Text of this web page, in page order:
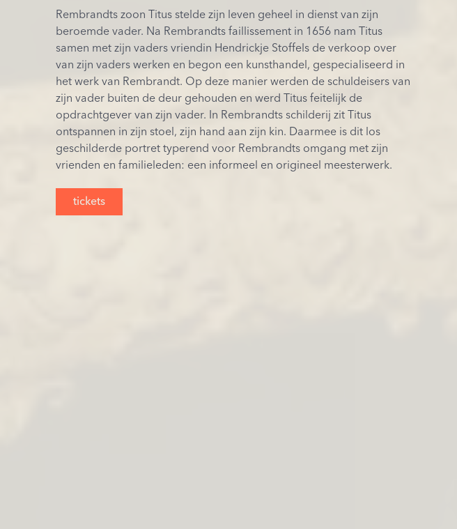
Rembrandts zoon Titus stelde zijn leven geheel in dienst van zijn
beroemde vader. Na Rembrandts faillissement in 1656 nam Titus
samen met zijn vaders vriendin Hendrickje Stoffels de verkoop over
van zijn vaders werken en begon een kunsthandel, gespecialiseerd in
het werk van Rembrandt. Op deze manier werden de schuldeisers van
zijn vader buiten de deur gehouden en werd Titus feitelijk de
opdrachtgever van zijn vader. In Rembrandts schilderij zit Titus
ontspannen in zijn stoel, zijn hand aan zijn kin. Daarmee is dit los
geschilderde portret typerend voor Rembrandts omgang met zijn
vrienden en familieleden: een informeel en origineel meesterwerk.
tickets